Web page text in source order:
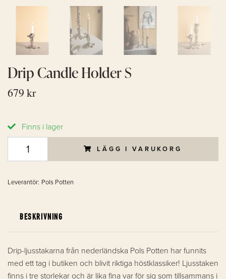
Drip Candle Holder S
679 kr
Finns i lager
LÄGG I VARUKORG
Leverantör: Pols Potten
BESKRIVNING
Drip-ljusstakarna från nederländska Pols Potten har funnits
med ett tag i butiken och blivit riktiga höstklassiker! Ljusstaken
finns i tre storlekar och är lika fina var för sig som tillsammans i